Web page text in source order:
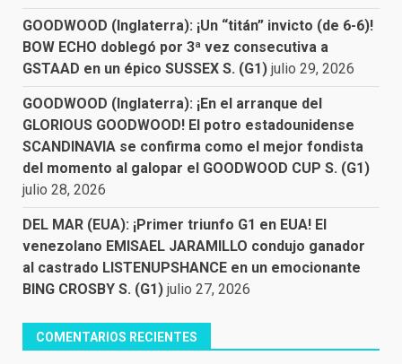
GOODWOOD (Inglaterra): ¡Un “titán” invicto (de 6-6)!
BOW ECHO doblegó por 3ª vez consecutiva a
GSTAAD en un épico SUSSEX S. (G1) julio 29, 2026
GOODWOOD (Inglaterra): ¡En el arranque del
GLORIOUS GOODWOOD! El potro estadounidense
SCANDINAVIA se confirma como el mejor fondista
del momento al galopar el GOODWOOD CUP S. (G1)
julio 28, 2026
DEL MAR (EUA): ¡Primer triunfo G1 en EUA! El
venezolano EMISAEL JARAMILLO condujo ganador
al castrado LISTENUPSHANCE en un emocionante
BING CROSBY S. (G1) julio 27, 2026
COMENTARIOS RECIENTES